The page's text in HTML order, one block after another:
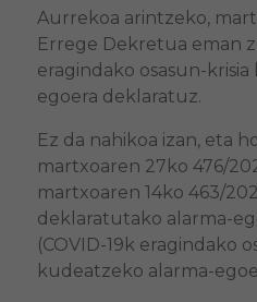
Aurrekoa arintzeko,
Errege Dekretua eman
eragindako osasun-
egoera deklaratuz.
Ez da nahikoa izan, eta
martxoaren 27ko 476/
martxoaren 14ko 463/
deklaratutako alarma-
(COVID-19k eragindako
kudeatzeko alarma-